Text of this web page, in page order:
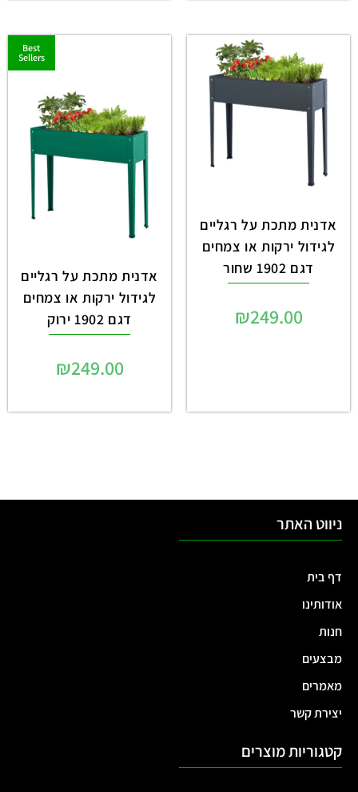
אדנית מתכת על רגליים
לגידול ירקות או צמחים
דגם 1902 שחור
₪249.00
Best
Sellers
אדנית מתכת על רגליים
לגידול ירקות או צמחים
דגם 1902 ירוק
₪249.00
ניווט האתר
דף בית
אודותינו
חנות
מבצעים
מאמרים
יצירת קשר
קטגוריות מוצרים